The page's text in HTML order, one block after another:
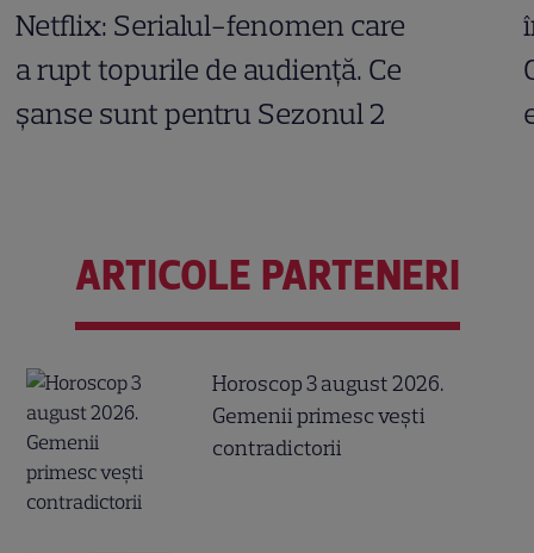
Netflix: Serialul-fenomen care
a rupt topurile de audiență. Ce
șanse sunt pentru Sezonul 2
ARTICOLE PARTENERI
Horoscop 3 august 2026.
Gemenii primesc vești
contradictorii